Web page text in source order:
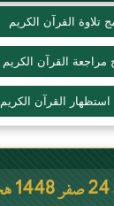
تلاوة القرآن الكريم
مراجعة القرآن الكريم
استظهار القرآن الكريم